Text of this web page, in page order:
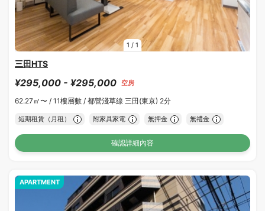
1 / 1
三田HTS
¥295,000 - ¥295,000 空房
62.27㎡〜 / 11樓層數 / 都營淺草線 三田(東京) 2分
短期租賃（月租） 附家具家電 無押金 無禮金
確認詳細內容
APARTMENT